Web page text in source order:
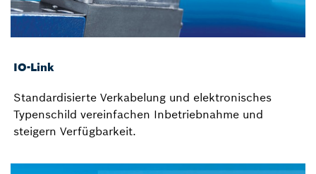
IO-Link
Standardisierte Verkabelung und elektronisches
Typenschild vereinfachen Inbetriebnahme und
steigern Verfügbarkeit.